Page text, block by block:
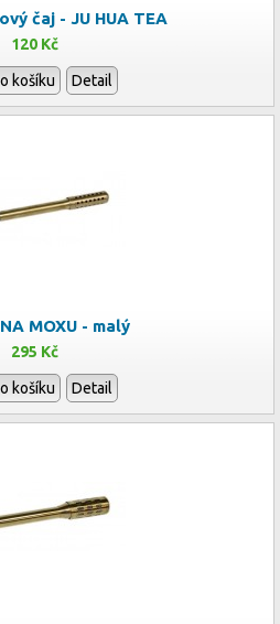
čaj - JU HUA TEA
120 Kč
košíku Detail
MOXU - malý
295 Kč
košíku Detail